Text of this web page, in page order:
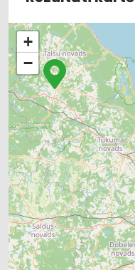
+
−